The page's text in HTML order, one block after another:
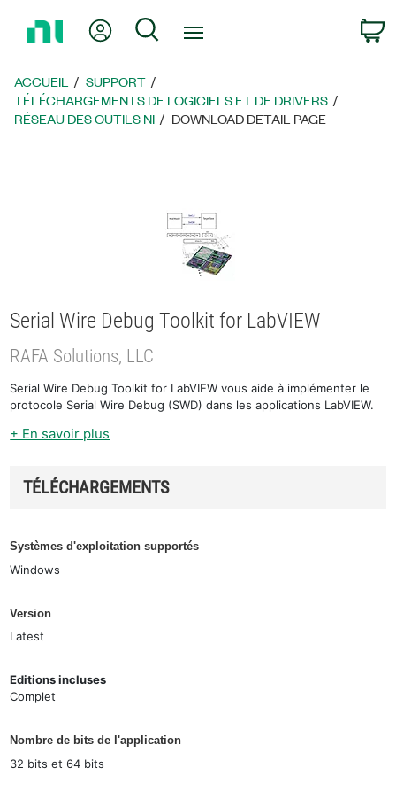
page
d’accueil
Mon compteRechercher
ACCUEIL
SUPPORT
TÉLÉCHARGEMENTS DE LOGICIELS ET DE DRIVERS
RÉSEAU DES OUTILS NI
DOWNLOAD DETAIL PAGE
Serial Wire Debug Toolkit for LabVIEW
RAFA Solutions, LLC
Serial Wire Debug Toolkit for LabVIEW vous aide à implémenter le
protocole Serial Wire Debug (SWD) dans les applications LabVIEW.
+ En savoir plus
TÉLÉCHARGEMENTS
Systèmes d'exploitation supportés
Windows
Version
Latest
Editions incluses
Complet
Nombre de bits de l'application
32 bits et 64 bits